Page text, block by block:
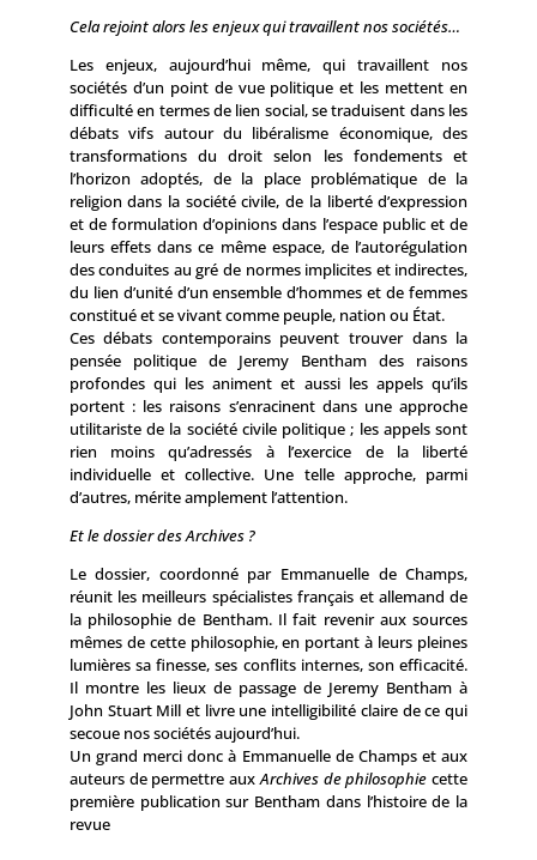
Cela rejoint alors les enjeux qui travaillent nos sociétés…
Les enjeux, aujourd’hui même, qui travaillent nos
sociétés d’un point de vue politique et les mettent en
difficulté en termes de lien social, se traduisent dans les
débats vifs autour du libéralisme économique, des
transformations du droit selon les fondements et
l’horizon adoptés, de la place problématique de la
religion dans la société civile, de la liberté d’expression
et de formulation d’opinions dans l’espace public et de
leurs effets dans ce même espace, de l’autorégulation
des conduites au gré de normes implicites et indirectes,
du lien d’unité d’un ensemble d’hommes et de femmes
constitué et se vivant comme peuple, nation ou État.
Ces débats contemporains peuvent trouver dans la
pensée politique de Jeremy Bentham des raisons
profondes qui les animent et aussi les appels qu’ils
portent : les raisons s’enracinent dans une approche
utilitariste de la société civile politique ; les appels sont
rien moins qu’adressés à l’exercice de la liberté
individuelle et collective. Une telle approche, parmi
d’autres, mérite amplement l’attention.
Et le dossier desArchives?
Le dossier, coordonné par Emmanuelle de Champs,
réunit les meilleurs spécialistes français et allemand de
la philosophie de Bentham. Il fait revenir aux sources
mêmes de cette philosophie, en portant à leurs pleines
lumières sa finesse, ses conflits internes, son efficacité.
Il montre les lieux de passage de Jeremy Bentham à
John Stuart Mill et livre une intelligibilité claire de ce qui
secoue nos sociétés aujourd’hui.
Un grand merci donc à Emmanuelle de Champs et aux
auteurs de permettre auxArchives de philosophie cette
première publication sur Bentham dans l’histoire de la
revue